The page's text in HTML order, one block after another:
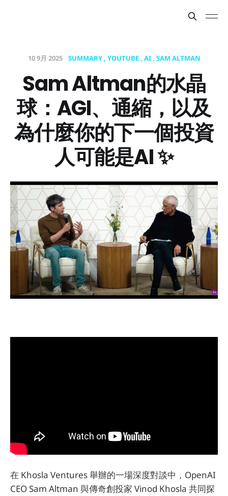
10 9月 2025 SUMMARY YOUTUBE AI SAM ALTMAN
Sam Altman的水晶
球：AGI、通縮，以及
為什麼你的下一個投資
人可能是AI ✨
在 Khosla Ventures 舉辦的一場深度對談中，OpenAI
CEO Sam Altman 與傳奇創投家 Vinod Khosla 共同探